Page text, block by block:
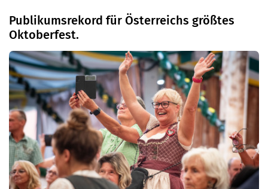
Publikumsrekord für Österreichs größtes
Oktoberfest.